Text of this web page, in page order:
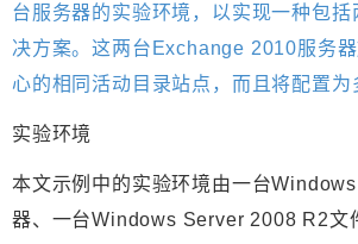
台服务器的实验环境，以实现一种包
决方案。这两台 Exchange 2010服务
心的相同活动目录站点，而且将配置为
实验环境
本文示例中的实验环境由一台
器、一台Windows Server 2008 R2文